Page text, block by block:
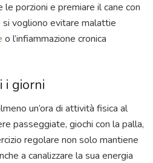
porzioni e premiare il cane con
si vogliono evitare malattie
o l’infiammazione cronica
i giorni
un’ora di attività fisica al
passeggiate, giochi con la palla,
regolare non solo mantiene
a canalizzare la sua energia